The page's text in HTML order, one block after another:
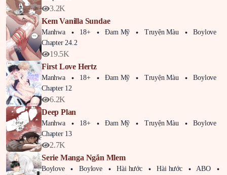
3.2K
Kem Vanilla Sundae
Manhwa 18+ Đam Mỹ Truyện Màu
Boylove
Chapter 24.2
19.5K
First Love Hertz
Manhwa 18+ Đam Mỹ Truyện Màu
Boylove
Chapter 12
6.2K
Deep Plan
Manhwa 18+ Đam Mỹ Truyện Màu
Boylove
Chapter 13
2.7K
Serie Manga Ngắn Mlem
Boylove Boylove Hài hước Hài hước ABO